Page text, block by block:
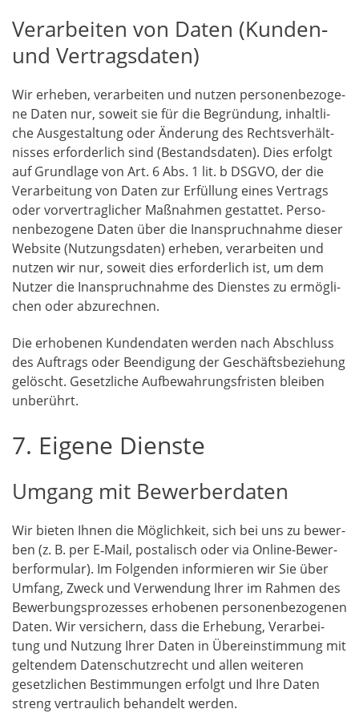
Verarbeiten von Daten (Kunden-
und Vertragsdaten)
Wir erhe­ben, ver­ar­bei­ten und nut­zen per­so­nen­be­zo­ge­
ne Daten nur, soweit sie für die Begrün­dung, inhalt­li­
che Aus­ge­stal­tung oder Ände­rung des Rechts­ver­hält­
nis­ses erfor­der­lich sind (Bestands­da­ten). Dies erfolgt
auf Grund­la­ge von Art. 6 Abs. 1 lit. b DSGVO, der die
Ver­ar­bei­tung von Daten zur Erfül­lung eines Ver­trags
oder vor­ver­trag­li­cher Maß­nah­men gestat­tet. Per­so­
nen­be­zo­ge­ne Daten über die Inan­spruch­nah­me die­ser
Web­site (Nut­zungs­da­ten) erhe­ben, ver­ar­bei­ten und
nut­zen wir nur, soweit dies erfor­der­lich ist, um dem
Nut­zer die Inan­spruch­nah­me des Diens­tes zu ermög­li­
chen oder abzurechnen.
Die erho­be­nen Kun­den­da­ten wer­den nach Abschluss
des Auf­trags oder Been­di­gung der Geschäfts­be­zie­hung
gelöscht. Gesetz­li­che Auf­be­wah­rungs­fris­ten blei­ben
unberührt.
7. Eigene Dienste
Umgang mit Bewerberdaten
Wir bie­ten Ihnen die Mög­lich­keit, sich bei uns zu bewer­
ben (z. B. per E‑Mail, pos­ta­lisch oder via Online-Bewer­
ber­for­mu­lar). Im Fol­gen­den infor­mie­ren wir Sie über
Umfang, Zweck und Ver­wen­dung Ihrer im Rah­men des
Bewer­bungs­pro­zes­ses erho­be­nen per­so­nen­be­zo­ge­nen
Daten. Wir ver­si­chern, dass die Erhe­bung, Ver­ar­bei­
tung und Nut­zung Ihrer Daten in Über­ein­stim­mung mit
gel­ten­dem Daten­schutz­recht und allen wei­te­ren
gesetz­li­chen Bestim­mun­gen erfolgt und Ihre Daten
streng ver­trau­lich behan­delt werden.